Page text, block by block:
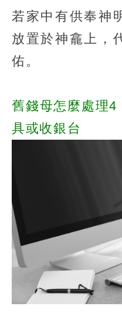
若家中有供奉神
放置於神龕上，
佑。
舊錢母怎麼處理4
具或收銀台